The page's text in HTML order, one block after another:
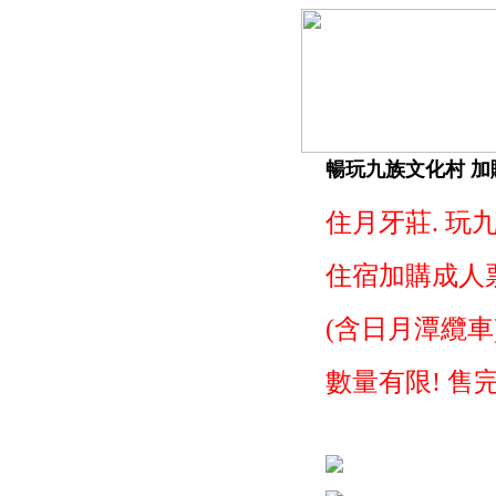
暢玩九族文化村 加
住月牙莊. 玩
住宿加購成
(含日月潭纜
數量有限! 售